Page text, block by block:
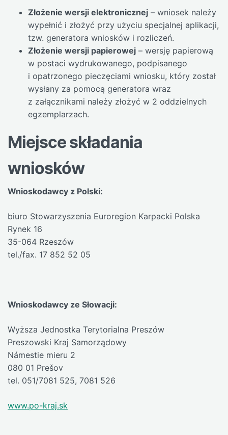
Złożenie wersji elektronicznej – wniosek należy
wypełnić i złożyć przy użyciu specjalnej aplikacji,
tzw. generatora wniosków i rozliczeń.
Złożenie wersji papierowej – wersję papierową
w postaci wydrukowanego, podpisanego
i opatrzonego pieczęciami wniosku, który został
wysłany za pomocą generatora wraz
z załącznikami należy złożyć w 2 oddzielnych
egzemplarzach.
Miejsce składania
wniosków
Wnioskodawcy z Polski:
biuro Stowarzyszenia Euroregion Karpacki Polska
Rynek 16
35-064 Rzeszów
tel./fax. 17 852 52 05
Wnioskodawcy ze Słowacji:
Wyższa Jednostka Terytorialna Preszów
Preszowski Kraj Samorządowy
Námestie mieru 2
080 01 Prešov
tel. 051/7081 525, 7081 526
www.po-kraj.sk